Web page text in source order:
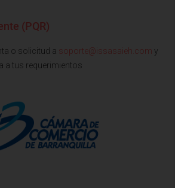
(PQR)
o solicitud a soporte@issasaieh.com y
a tus requerimientos